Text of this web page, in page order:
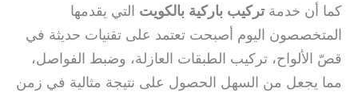
كما أن خدمة تركيب باركية بالكويت التي يقدمها
المتخصصون اليوم أصبحت تعتمد على تقنيات حديثة في
قصّ الألواح، تركيب الطبقات العازلة، وضبط الفواصل،
مما يجعل من السهل الحصول على نتيجة مثالية في زمن